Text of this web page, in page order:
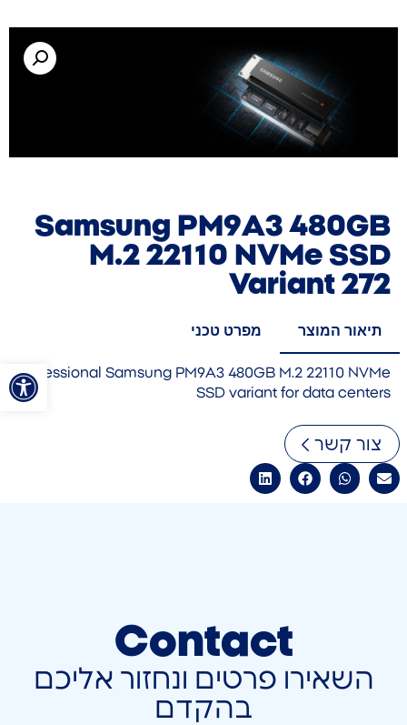
פתח
Samsung PM9A3 480GB
M.2 22110 NVMe SSD
Variant 272
תיאור המוצר מפרט טכני
Professional Samsung PM9A3 480GB M.2 22110 NVMe
SSD variant for data centers
צור קשר
Contact
השאירו פרטים ונחזור אליכם
בהקדם